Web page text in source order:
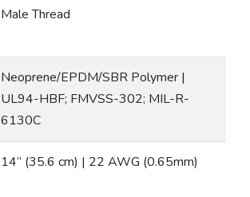
Male Thread
Neoprene/EPDM/SBR Polymer |
UL94-HBF; FMVSS-302; MIL-R-
6130C
14” (35.6 cm) | 22 AWG (0.65mm)